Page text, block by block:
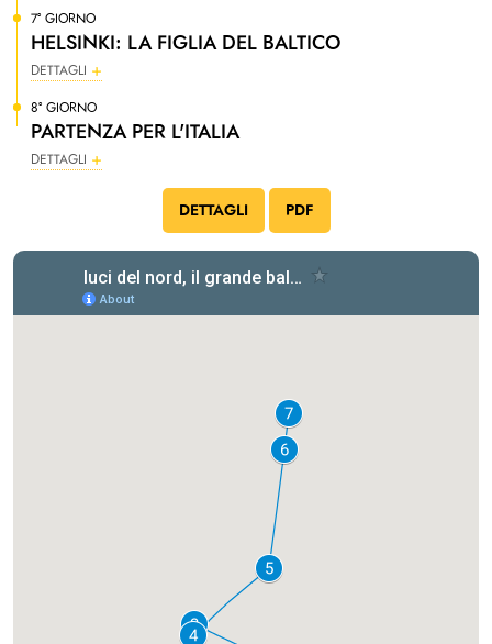
7° GIORNO
HELSINKI: LA FIGLIA DEL BALTICO
DETTAGLI
8° GIORNO
PARTENZA PER L'ITALIA
DETTAGLI
DETTAGLI PDF